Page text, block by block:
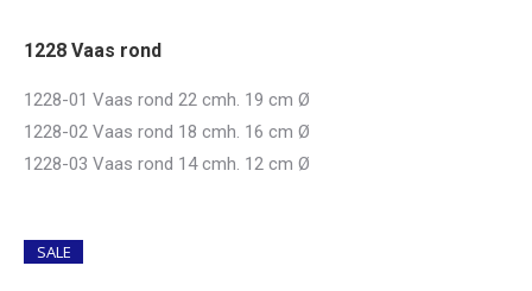
1228 Vaas rond
1228-01 Vaas rond 22 cmh. 19 cm Ø
1228-02 Vaas rond 18 cmh. 16 cm Ø
1228-03 Vaas rond 14 cmh. 12 cm Ø
SALE